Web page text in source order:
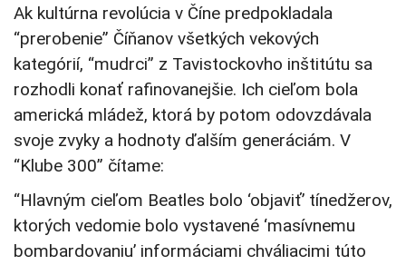
Ak kultúrna revolúcia v Číne predpokladala
“prerobenie” Číňanov všetkých vekových
kategórií, “mudrci” z Tavistockovho inštitútu sa
rozhodli konať rafinovanejšie. Ich cieľom bola
americká mládež, ktorá by potom odovzdávala
svoje zvyky a hodnoty ďalším generáciám. V
“Klube 300” čítame:
“Hlavným cieľom Beatles bolo ‘objaviť’ tínedžerov,
ktorých vedomie bolo vystavené ‘masívnemu
bombardovaniu’ informáciami chváliacimi túto